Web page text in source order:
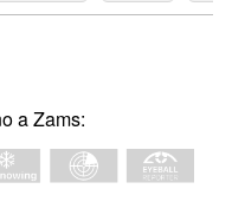
a Zams: